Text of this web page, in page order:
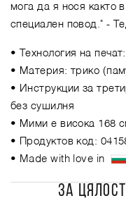
мога да я нося както
специален повод." -
• Технология на
• Материя: трико
• Инструкции за
без сушилня
• Мими е висока 168
• Продуктов код:
• Made with love in
ЗА